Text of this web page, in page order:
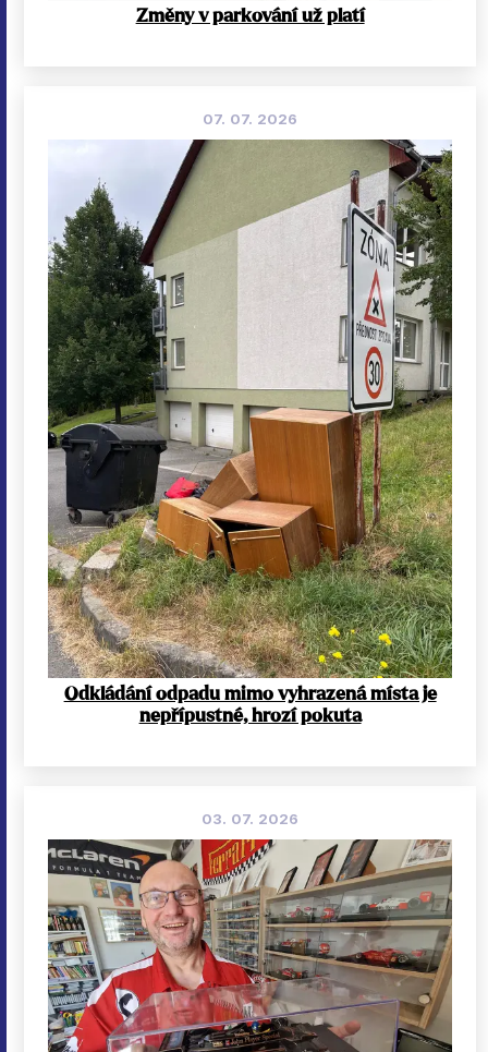
Změny v parkování už platí
07. 07. 2026
Odkládání odpadu mimo vyhrazená místa je
nepřípustné, hrozí pokuta
03. 07. 2026